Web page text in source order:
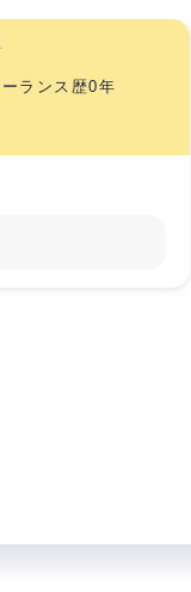
ランス歴0年